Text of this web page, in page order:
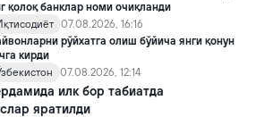
олиб келиши мумкин.
қолоқ банклар номи очиқланди
07.08.2026, 16:16
рўйхатга олиш бўйича янги қонун
кирди
07.08.2026, 12:14
илк бор табиатда
яратилди